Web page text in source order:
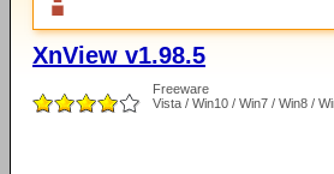
XnView v1.98.5
Freeware
Vista / Win10 / Win7 / Win8 /